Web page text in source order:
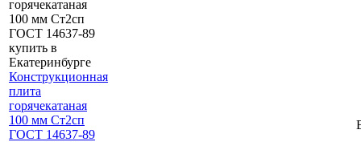
Конструкционная
плита
горячекатаная
100 мм Ст2сп
ГОСТ 14637-89